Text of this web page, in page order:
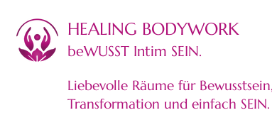
HEALING BODYWORK​
beWUSST Intim SEIN.
Liebevolle Räume für Bewusstsein,
Transformation und einfach SEIN.